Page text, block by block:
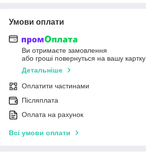
Умови оплати
Ви отримаєте замовлення
або гроші повернуться на вашу картку
Детальніше
Оплатити частинами
Післяплата
Оплата на рахунок
Всі умови оплати